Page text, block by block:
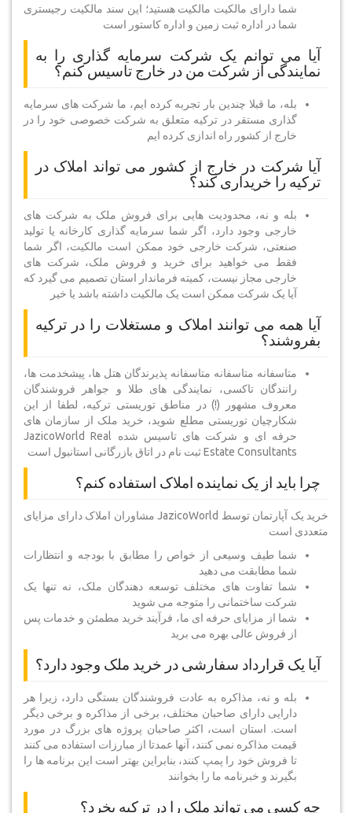
شما دارای مالکیت مالکیت هستید؛ این سند مالکیت رجیستری
شما در اداره ثبت زمین و اداره کاستور است
آیا می توانم یک شرکت سرمایه گذاری را به
نمایندگی از شرکت من در خارج تاسیس کنم؟
بله، ما قبلا چندین بار تجربه کرده ایم، ما شرکت های سرمایه
گذاری مستقر در ترکیه متعلق به شرکت خصوصی خود را در
خارج از کشور راه اندازی کرده ایم
آیا شرکت در خارج از کشور می تواند املاک در
ترکیه را خریداری کند؟
بله و نه، محدودیت هایی برای فروش ملک به شرکت های
خارجی وجود دارد، اگر شما سرمایه گذاری کارخانه یا تولید
صنعتی، شرکت خارجی خود ممکن است مالکیت، اگر شما
فقط می خواهید برای خرید و فروش ملک، شرکت های
خارجی مجاز نیست، کمیته فرماندار استان تصمیم می گیرد که
آیا یک شرکت ممکن است یک مالکیت داشته باشد یا خیر
آیا همه می توانند املاک و مستغلات را در ترکیه
بفروشند؟
متاسفانه متاسفانه متاسفانه پذیرندگان هتل ها، پیشخدمت ها،
رانندگان تاکسی، نمایندگی های طلا و جواهر فروشندگان
معروف مشهور (!) در مناطق توریستی ترکیه، لطفا از این
شکارچیان توریستی مطلع شوید، خرید ملک از سازمان های
حرفه ای و شرکت های تاسیس شده JazicoWorld Real
Estate Consultants ثبت نام در اتاق بازرگانی استانبول است
چرا باید از یک نماینده املاک استفاده کنم؟
خرید یک آپارتمان توسط JazicoWorld مشاوران املاک دارای مزایای
متعددی است
شما طیف وسیعی از خواص را مطابق با بودجه و انتظارات
شما مطابقت می دهید
شما تفاوت های مختلف توسعه دهندگان ملک، نه تنها یک
شرکت ساختمانی را متوجه می شوید
شما از مزایای حرفه ای ما، فرآیند خرید مطمئن و خدمات پس
از فروش عالی بهره می برید
آیا یک قرارداد سفارشی در خرید ملک وجود دارد؟
بله و نه، مذاکره به عادت فروشندگان بستگی دارد، زیرا هر
دارایی دارای صاحبان مختلف، برخی از مذاکره و برخی دیگر
است. استان است، اکثر صاحبان پروژه های بزرگ در مورد
قیمت مذاکره نمی کنند، آنها عمدتا از مبارزات استفاده می کنند
تا فروش خود را پمپ کنند، بنابراین بهتر است این برنامه ها را
بگیرند و خبرنامه ما را بخوانند
چه کسی می تواند ملک را در ترکیه بخرد؟